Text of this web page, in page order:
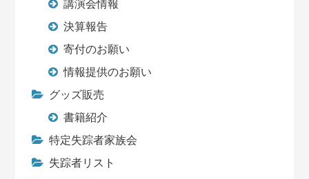
講演会情報
決算報告
寄付のお願い
情報提供のお願い
グッズ販売
書籍紹介
特定失踪者家族会
失踪者リスト